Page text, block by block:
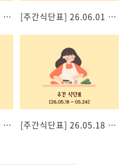
[주간식단표] 26.06.01 - 06.07
[주간식단표] 26.05.18 - 05.24